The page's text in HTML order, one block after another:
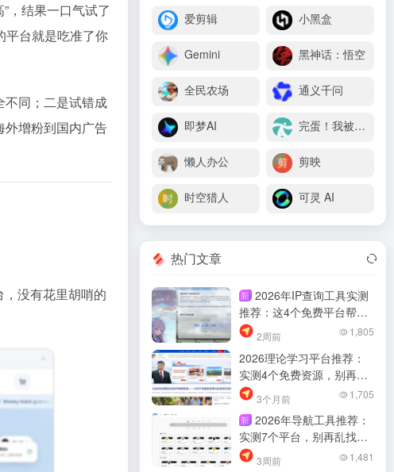
，结果一口气试了
平台就是吃准了你
不同；二是试错成
外增粉到国内广告
没有花里胡哨的
爱剪辑 小黑盒
Gemini 黑神话：悟空
全民农场 通义千问
即梦AI 完蛋！我被美女包围了
懒人办公 剪映
时空猎人 可灵 AI
热门文章
新 2026年IP查询工具实测
推荐：这4个免费平台帮我
少踩坑
2周前 1,805
2026理论学习平台推荐：
实测4个免费资源，别再乱
找了 3个月前 1,705
新 2026年导航工具推荐：
实测7个平台，别再乱找
了！高效找资料少踩坑
3周前 1,481